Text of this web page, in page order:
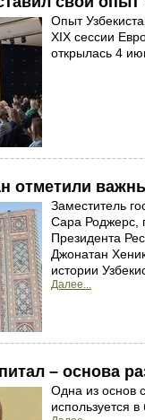
Опыт
XIX сессии
открылась 4
отметили
Заместитель
Сара Роджерс,
Президента
Джонатан
истории
Далее...
– основа
Одна из основ
используется